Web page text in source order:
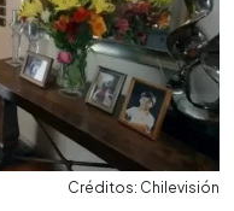
Créditos: Chilevisión